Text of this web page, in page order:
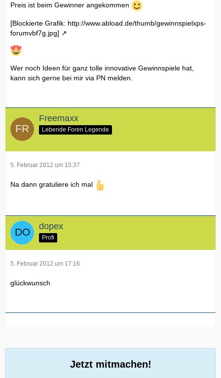
Preis ist beim Gewinner angekommen
[Blockierte Grafik: http://www.abload.de/thumb/gewinnspielxps-
forumvbf7g.jpg]
Wer noch Ideen für ganz tolle innovative Gewinnspiele hat,
kann sich gerne bei mir via PN melden.
Freemaxx
Lebende Foren Legende
5. Februar 2012 um 15:37
Na dann gratuliere ich mal
dopex
Profi
5. Februar 2012 um 17:16
glückwunsch
Jetzt mitmachen!